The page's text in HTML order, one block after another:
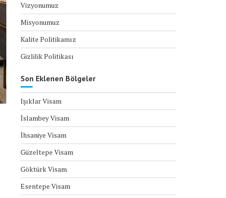
Vizyonumuz
Misyonumuz
Kalite Politikamız
Gizlilik Politikası
Son Eklenen Bölgeler
Işıklar Visam
İslambey Visam
İhsaniye Visam
Güzeltepe Visam
Göktürk Visam
Esentepe Visam